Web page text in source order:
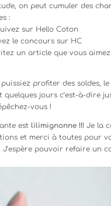
on peut cumuler des
:
sur Hello Coton
le concours sur HC
un article que vous
profiter des soldes,
quelques jours c’est-à-dire
vous !
est lilimignonne !!! Je la
et merci à toutes pour
pouvoir refaire un